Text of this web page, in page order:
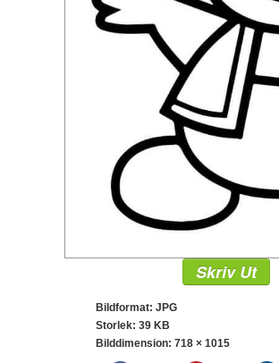
Skriv Ut
Bildformat: JPG
Storlek: 39 KB
Bilddimension: 718 × 1015